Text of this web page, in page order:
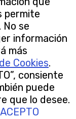
permite
se
información
más
Cookies.
consiente
puede
que lo desee.
ACEPTO